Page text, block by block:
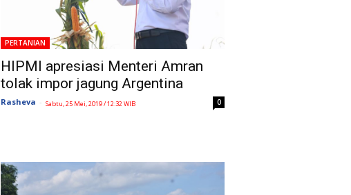
PERTANIAN
HIPMI apresiasi Menteri Amran
tolak impor jagung Argentina
Rasheva - Sabtu, 25 Mei, 2019 / 12:32 WIB 0